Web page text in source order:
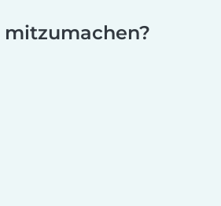
mitzumachen?